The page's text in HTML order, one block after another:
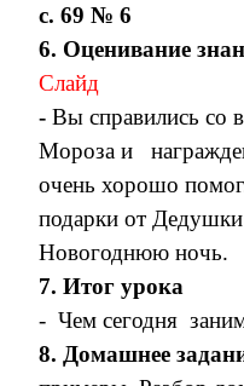
с. 69 № 6
6. Оценивание
Слайд
- Вы справились со
Мороза и
очень хорошо
подарки от
Новогоднюю ночь.
7. Итог урока
- Чем сегодня
8. Домашнее